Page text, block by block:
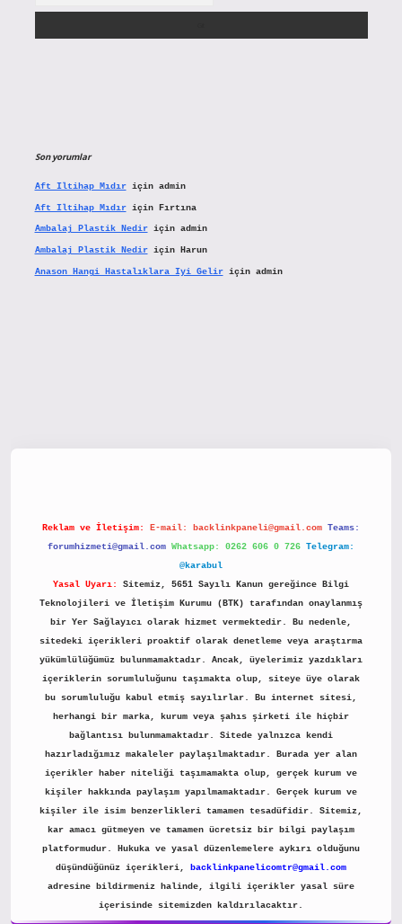
Son yorumlar
Aft Iltihap Mıdıriçin admin
Aft Iltihap Mıdıriçin Fırtına
Ambalaj Plastik Nediriçin admin
Ambalaj Plastik Nediriçin Harun
Anason Hangi Hastalıklara Iyi Geliriçin admin
Reklam ve İletişim: E-mail: backlinkpaneli@gmail.com Teams:
forumhizmeti@gmail.com Whatsapp: 0262 606 0 726 Telegram:
@karabul
Yasal Uyarı:
Sitemiz, 5651 Sayılı Kanun gereğince Bilgi
Teknolojileri ve İletişim Kurumu (BTK) tarafından onaylanmış
bir Yer Sağlayıcı olarak hizmet vermektedir. Bu nedenle,
sitedeki içerikleri proaktif olarak denetleme veya araştırma
yükümlülüğümüz bulunmamaktadır. Ancak, üyelerimiz yazdıkları
içeriklerin sorumluluğunu taşımakta olup, siteye üye olarak
bu sorumluluğu kabul etmiş sayılırlar. Bu internet sitesi,
herhangi bir marka, kurum veya şahıs şirketi ile hiçbir
bağlantısı bulunmamaktadır. Sitede yalnızca kendi
hazırladığımız makaleler paylaşılmaktadır. Burada yer alan
içerikler haber niteliği taşımamakta olup, gerçek kurum ve
kişiler hakkında paylaşım yapılmamaktadır. Gerçek kurum ve
kişiler ile isim benzerlikleri tamamen tesadüfidir. Sitemiz,
kar amacı gütmeyen ve tamamen ücretsiz bir bilgi paylaşım
platformudur. Hukuka ve yasal düzenlemelere aykırı olduğunu
düşündüğünüz içerikleri,
backlinkpanelicomtr@gmail.com
adresine bildirmeniz halinde, ilgili içerikler yasal süre
içerisinde sitemizden kaldırılacaktır.